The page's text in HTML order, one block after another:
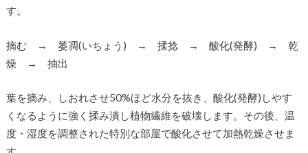
す。
摘む → 萎凋(いちょう) → 揉捻 → 酸化(発酵) → 乾
燥 → 抽出
葉を摘み、しおれさせ50%ほど水分を抜き、酸化(発酵)しやす
くなるように強く揉み潰し植物繊維を破壊します。その後、温
度・湿度を調整された特別な部屋で酸化させて加熱乾燥させま